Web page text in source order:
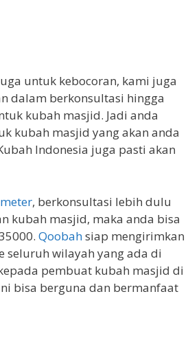
untuk kebocoran, kami juga
dalam berkonsultasi hingga
kubah masjid. Jadi anda
kubah masjid yang akan anda
Indonesia juga pasti akan
, berkonsultasi lebih dulu
kubah masjid, maka anda bisa
Qoobahsiap mengirimkan
seluruh wilayah yang ada di
pembuat kubah masjid di
bisa berguna dan bermanfaat